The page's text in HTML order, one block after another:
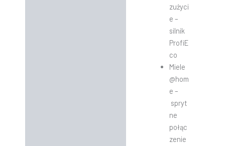
zużyci
e –
silnik
ProfiE
co
Miele
@hom
e –
spryt
ne
połąc
zenie